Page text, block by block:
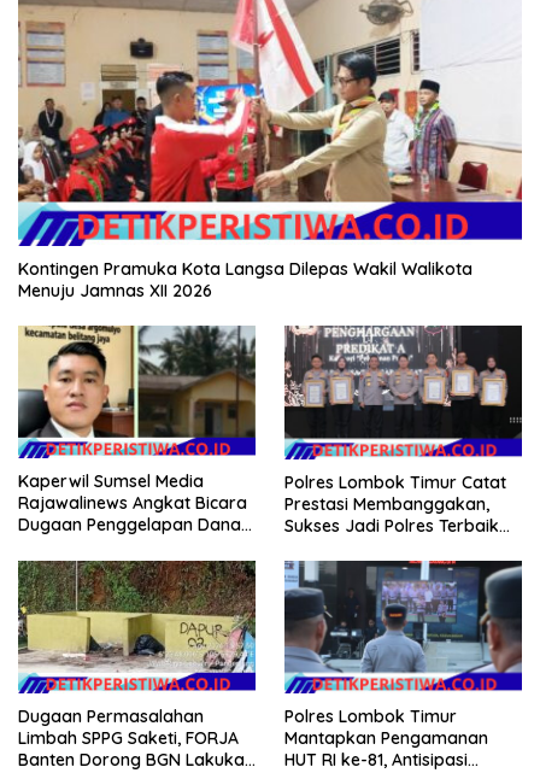
Kontingen Pramuka Kota Langsa Dilepas Wakil Walikota
Menuju Jamnas XII 2026
Kaperwil Sumsel Media
Rajawalinews Angkat Bicara
Dugaan Penggelapan Dana
Argomulyo Belitang Jaya
Hilang 3 Bulan Bawa
Anggaran Pembangunan
Polres Lombok Timur Catat
Prestasi Membanggakan,
Sukses Jadi Polres Terbaik
NTB
Dugaan Permasalahan
Limbah SPPG Saketi, FORJA
Banten Dorong BGN Lakukan
Polres Lombok Timur
Mantapkan Pengamanan
HUT RI ke-81, Antisipasi